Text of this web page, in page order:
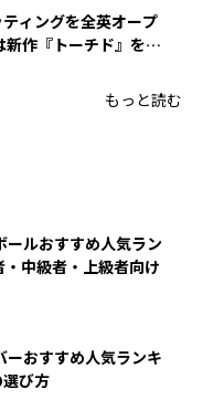
ィングを全英オープ
新作『トーチド』を投
もっと読む
ールおすすめ人気ラン
中級者・上級者向け
ーおすすめ人気ランキ
び方